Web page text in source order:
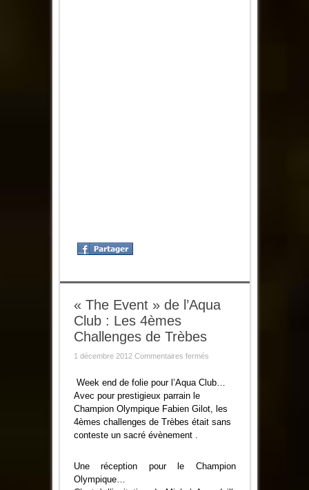
« The Event » de l’Aqua
Club : Les 4èmes
Challenges de Trèbes
1 décembre 2012 Commentaires ferméssur
de
:
Les
4èmes
Week end de folie pour l’Aqua Club…
Avec pour prestigieux parrain le
Champion Olympique Fabien Gilot, les
4èmes challenges de Trèbes était sans
conteste un sacré évènement .
Une réception pour le Champion
Olympique…